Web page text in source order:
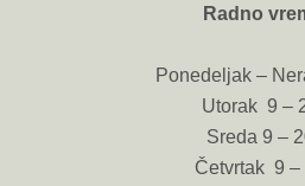
Radno
Ponedeljak –
Utorak 9 –
Sreda 9 –
Četvrtak 9 –